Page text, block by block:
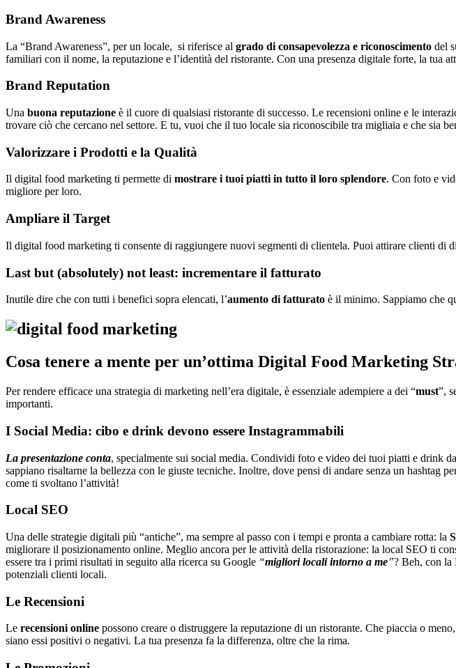
Brand Awareness
La “Brand Awareness”, per un locale, si riferisce al grado di consapevolezza e riconoscimento del
familiari con il nome, la reputazione e l’identità del ristorante. Con una presenza digitale forte, la tua
Brand Reputation
Una buona reputazione è il cuore di qualsiasi ristorante di successo. Le recensioni online e le
trovare ciò che cercano nel settore. E tu, vuoi che il tuo locale sia riconoscibile tra migliaia e che sia
Valorizzare i Prodotti e la Qualità
Il digital food marketing ti permette di mostrare i tuoi piatti in tutto il loro splendore. Con foto e
migliore per loro.
Ampliare il Target
Il digital food marketing ti consente di raggiungere nuovi segmenti di clientela. Puoi attirare clienti di
Last but (absolutely) not least: incrementare il fatturato
Inutile dire che con tutti i benefici sopra elencati, l’aumento di fatturato è il minimo. Sappiamo che
Cosa tenere a mente per un’ottima Digital Food Marketing
Per rendere efficace una strategia di marketing nell’era digitale, è essenziale adempiere a dei “must”,
importanti.
I Social Media: cibo e drink devono essere Instagrammabili
La presentazione conta, specialmente sui social media. Condividi foto e video dei tuoi piatti e drink
sappiano risaltarne la bellezza con le giuste tecniche. Inoltre, dove pensi di andare senza un
come ti svoltano l’attività!
Local SEO
Una delle strategie digitali più “antiche”, ma sempre al passo con i tempi e pronta a cambiare rotta: la
migliorare il posizionamento online. Meglio ancora per le attività della ristorazione: la local SEO ti
essere tra i primi risultati in seguito alla ricerca su Google “migliori locali intorno a me”? Beh, con la
potenziali clienti locali.
Le Recensioni
Le recensioni online possono creare o distruggere la reputazione di un ristorante. Che piaccia o
siano essi positivi o negativi. La tua presenza fa la differenza, oltre che la rima.